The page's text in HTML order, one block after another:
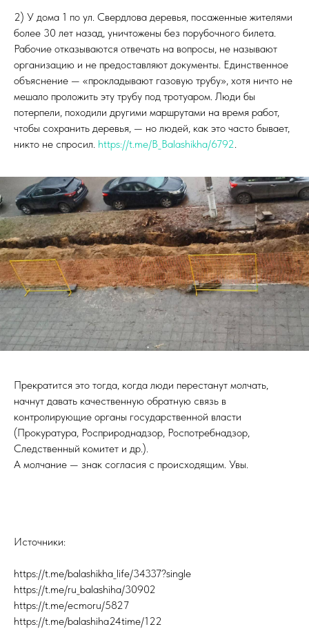
2) У дома 1 по ул. Свердлова деревья, посаженные жителями
более 30 лет назад, уничтожены без порубочного билета.
Рабочие отказываются отвечать на вопросы, не называют
организацию и не предоставляют документы. Единственное
объяснение — «прокладывают газовую трубу», хотя ничто не
мешало проложить эту трубу под тротуаром. Люди бы
потерпели, походили другими маршрутами на время работ,
чтобы сохранить деревья, — но людей, как это часто бывает,
никто не спросил. https://t.me/B_Balashikha/6792.
Прекратится это тогда, когда люди перестанут молчать,
начнут давать качественную обратную связь в
контролирующие органы государственной власти
(Прокуратура, Росприроднадзор, Роспотребнадзор,
Следственный комитет и др.).
А молчание — знак согласия с происходящим. Увы.
Источники:
https://t.me/balashikha_life/34337?single
https://t.me/ru_balashiha/30902
https://t.me/ecmoru/5827
https://t.me/balashiha24time/122